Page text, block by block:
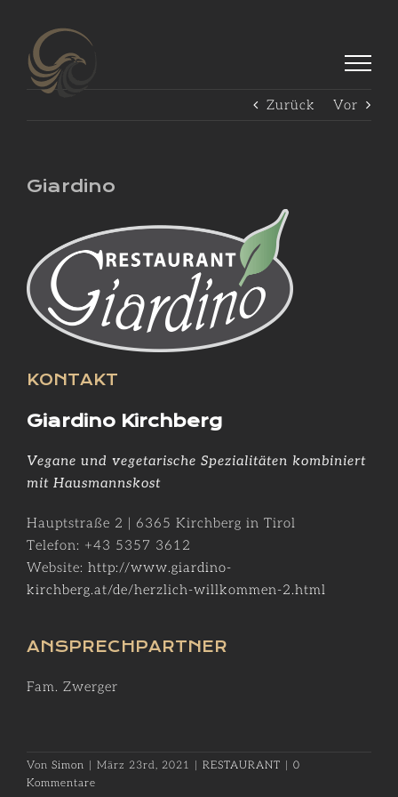
springen
Zurück Vor
Giardino
KONTAKT
Giardino Kirchberg
Vegane und vegetarische Spezialitäten kombiniert
mit Hausmannskost
Hauptstraße 2 | 6365 Kirchberg in Tirol
Telefon: +43 5357 3612
Website: http://www.giardino-
kirchberg.at/de/herzlich-willkommen-2.html
ANSPRECHPARTNER
Fam. Zwerger
Von Simon März 23rd, 2021 RESTAURANT
0
Kommentare